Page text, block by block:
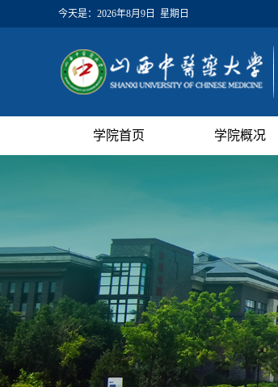
今天是： 2026年8月9日 星期日
学院首页 学院概况